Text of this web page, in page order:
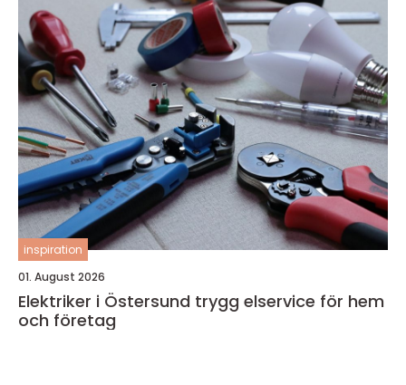
inspiration
01. August 2026
Elektriker i Östersund trygg elservice för hem
och företag